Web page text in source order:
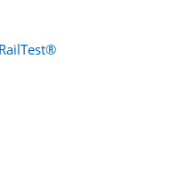
RailTest®